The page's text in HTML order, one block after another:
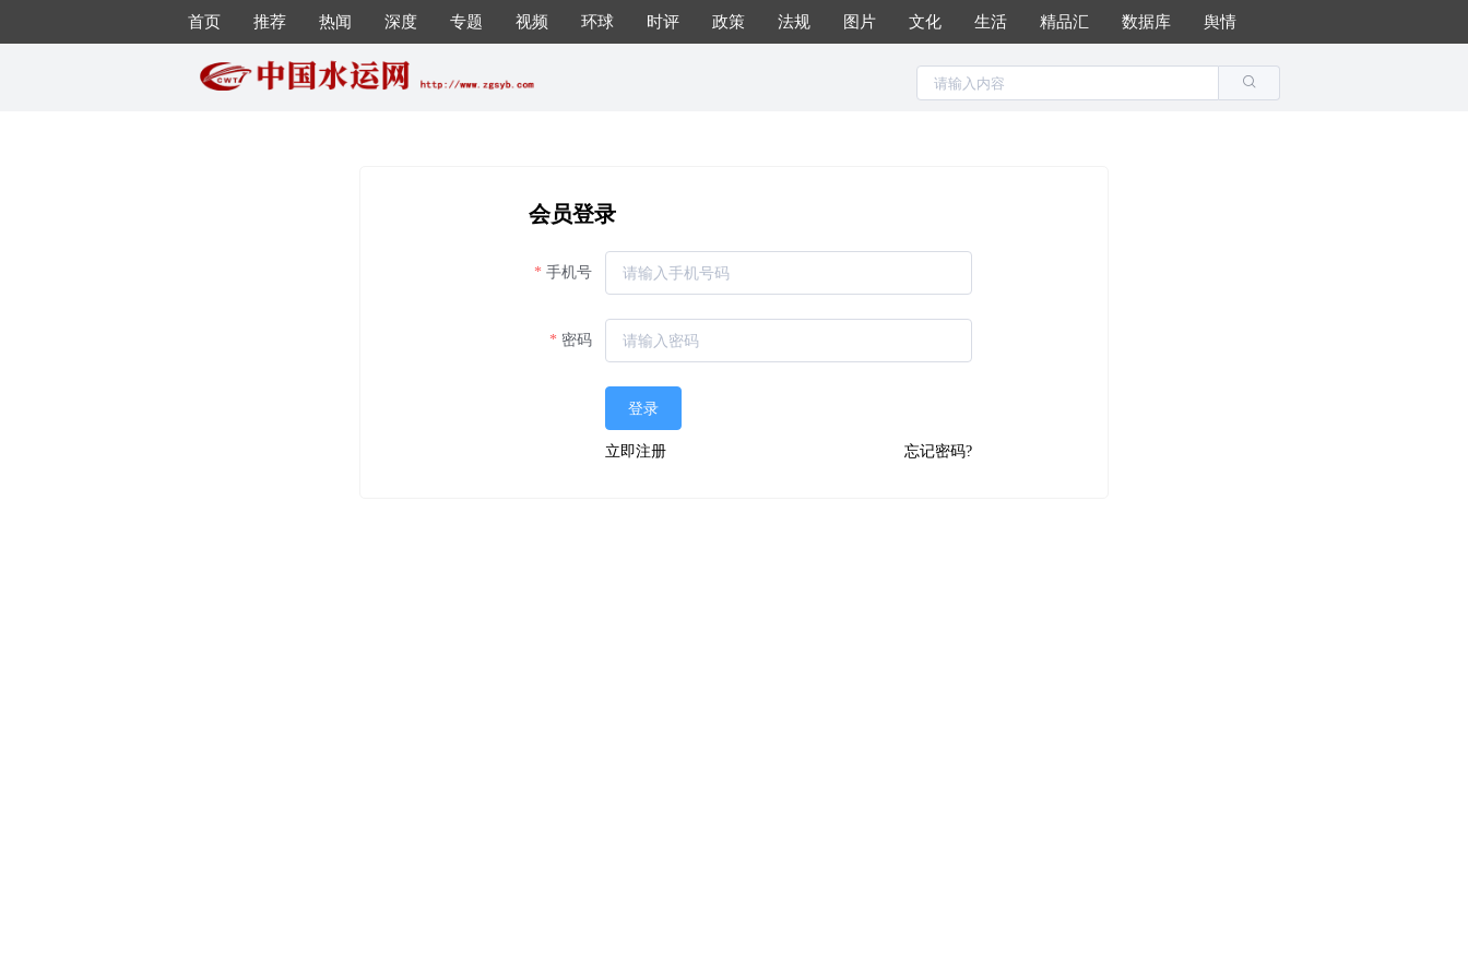
首页 推荐 热闻 深度 专题 视频 环球 时评 政策 法规 图片 文化 生活 精品汇 数据库 舆情
会员登录
手机号
密码
登录
立即注册 忘记密码?